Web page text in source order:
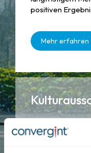
positiven
Mehr erfahren